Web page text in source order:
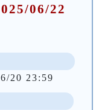
06/22
20 23:59